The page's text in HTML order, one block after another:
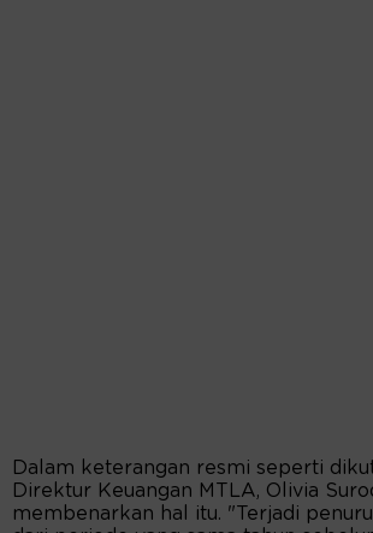
Dalam keterangan resmi seperti
Direktur Keuangan MTLA, Olivia
membenarkan hal itu. "Terjadi